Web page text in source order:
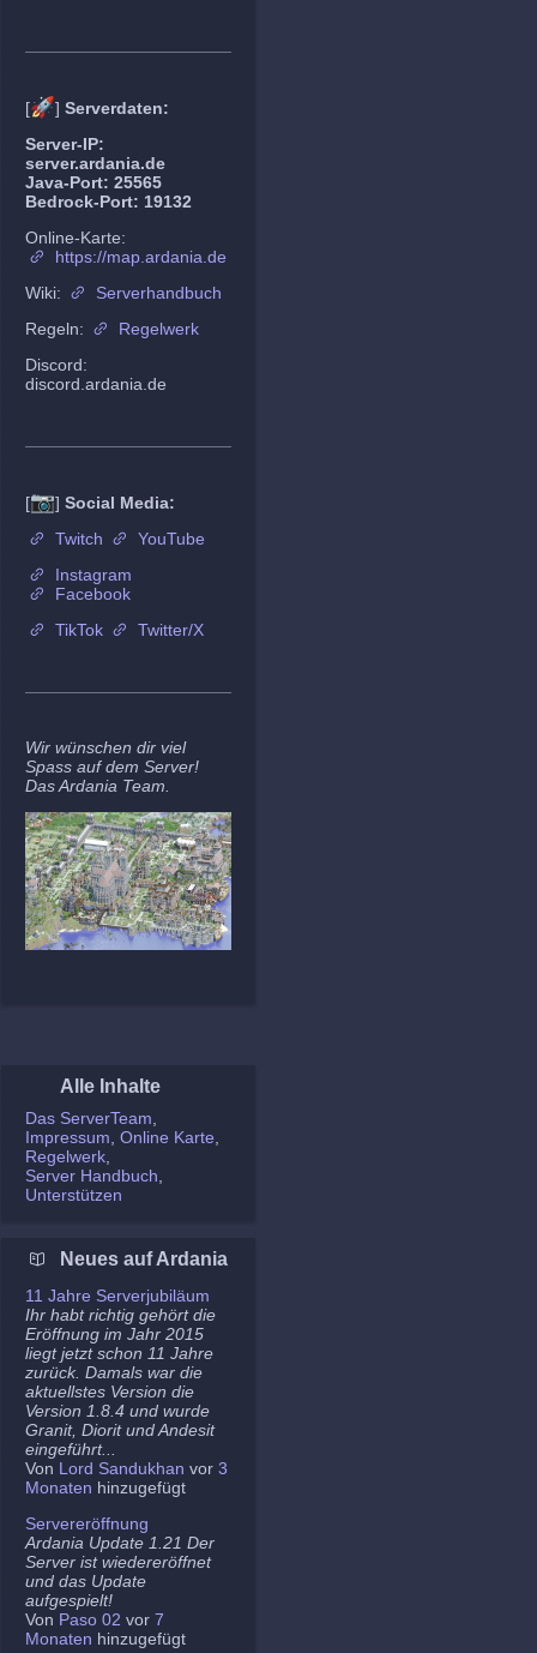
[🚀] Serverdaten:
Server-IP:
server.ardania.de
Java-Port: 25565
Bedrock-Port: 19132
Online-Karte:
https://map.ardania.de
Wiki:
Serverhandbuch
Regeln:
Regelwerk
Discord:
discord.ardania.de
[📷] Social Media:
Twitch
YouTube
Instagram
Facebook
TikTok
Twitter/X
Wir wünschen dir viel
Spass auf dem Server!
Das Ardania Team.
Alle Inhalte
Das ServerTeam
Impressum Online Karte
Regelwerk
Server Handbuch
Unterstützen
Neues auf Ardania
11 Jahre Serverjubiläum
Ihr habt richtig gehört die
Eröffnung im Jahr 2015
liegt jetzt schon 11 Jahre
zurück. Damals war die
aktuellstes Version die
Version 1.8.4 und wurde
Granit, Diorit und Andesit
eingeführt...
Von Lord Sandukhan vor 3
Monaten hinzugefügt
Servereröffnung
Ardania Update 1.21 Der
Server ist wiedereröffnet
und das Update
aufgespielt!
Von Paso 02 vor 7
Monaten hinzugefügt